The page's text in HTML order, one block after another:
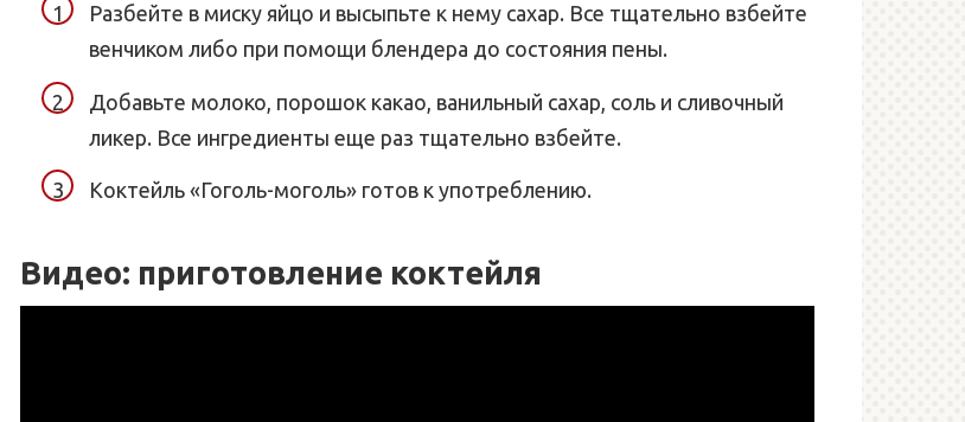
Разбейте в миску яйцо и высыпьте к нему сахар. Все тщательно взбейте
венчиком либо при помощи блендера до состояния пены.
Добавьте молоко, порошок какао, ванильный сахар, соль и сливочный
ликер. Все ингредиенты еще раз тщательно взбейте.
Коктейль «Гоголь-моголь» готов к употреблению.
Видео: приготовление коктейля